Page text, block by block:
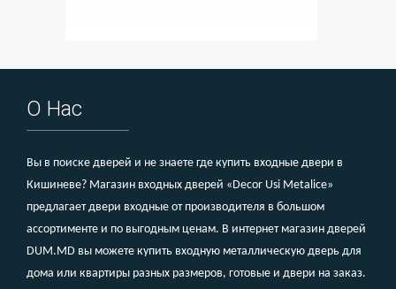
О Нас
Вы в поиске дверей и не знаете где купить входные двери в
Кишиневе? Магазин входных дверей «Decor Usi Metalice»
предлагает двери входные от производителя в большом
ассортименте и по выгодным ценам. В интернет магазин дверей
DUM.MD вы можете купить входную металлическую дверь для
дома или квартиры разных размеров, готовые и двери на заказ.